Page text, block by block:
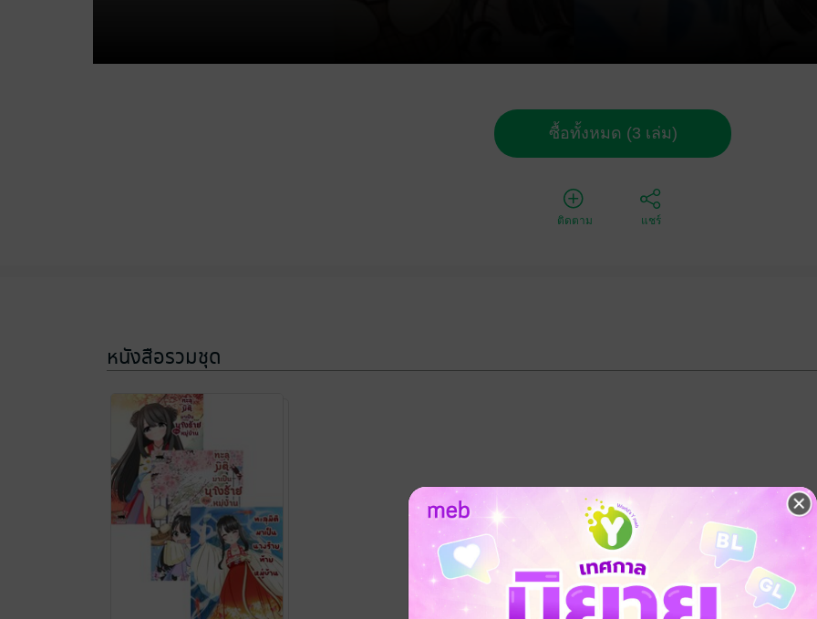
ซื้อทั้งหมด (3 เล่ม)
ติดตาม แชร์
หนังสือรวมชุด